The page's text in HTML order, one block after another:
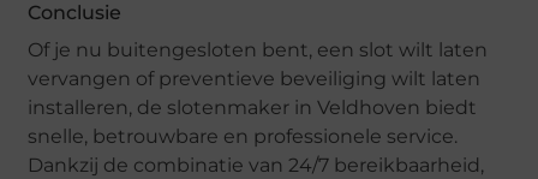
Conclusie
Of je nu buitengesloten bent, een slot wilt laten
vervangen of preventieve beveiliging wilt laten
installeren, de slotenmaker in Veldhoven biedt
snelle, betrouwbare en professionele service.
Dankzij de combinatie van 24/7 bereikbaarheid,